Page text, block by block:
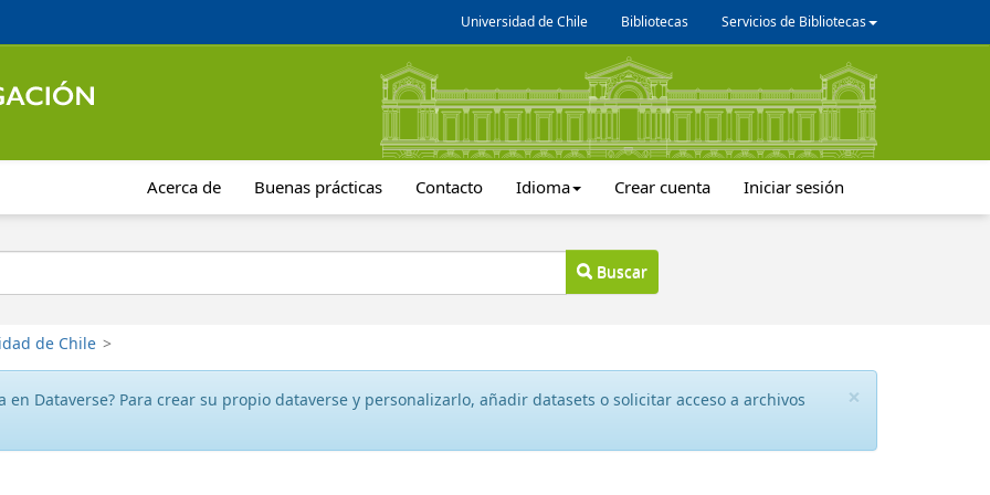
Universidad de Chile Bibliotecas Servicios de Bibliotecas
Acerca de Buenas prácticas Contacto Idioma Crear cuenta Iniciar sesión
Buscar
de Chile >
×
en Dataverse? Para crear su propio dataverse y personalizarlo, añadir datasets o solicitar acceso a archivos